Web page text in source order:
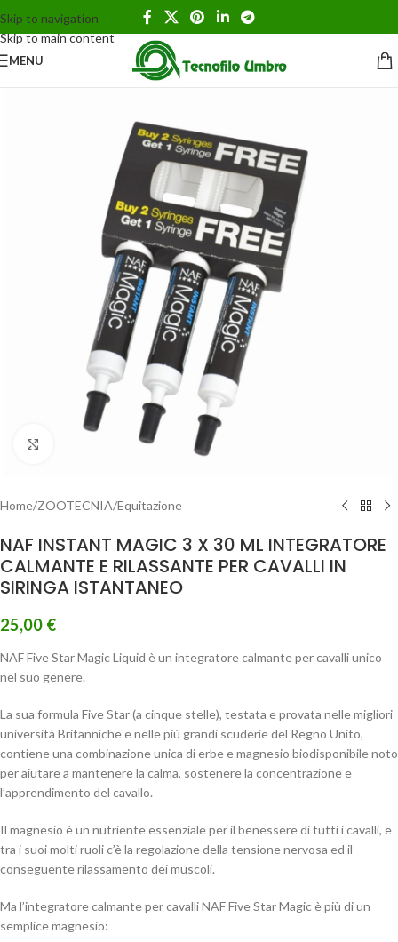
Skip to navigation
Skip to main content
MENU
Clicca per ingrandire
Home/ZOOTECNIA/Equitazione
NAF INSTANT MAGIC 3 X 30 ML INTEGRATORE
CALMANTE E RILASSANTE PER CAVALLI IN
SIRINGA ISTANTANEO
25,00 €
NAF Five Star Magic Liquid è un integratore calmante per cavalli unico
nel suo genere.
La sua formula Five Star (a cinque stelle), testata e provata nelle migliori
università Britanniche e nelle più grandi scuderie del Regno Unito,
contiene una combinazione unica di erbe e magnesio biodisponibile noto
per aiutare a mantenere la calma, sostenere la concentrazione e
l’apprendimento del cavallo.
Il magnesio è un nutriente essenziale per il benessere di tutti i cavalli, e
tra i suoi molti ruoli c’è la regolazione della tensione nervosa ed il
conseguente rilassamento dei muscoli.
Ma l’integratore calmante per cavalli NAF Five Star Magic è più di un
semplice magnesio: